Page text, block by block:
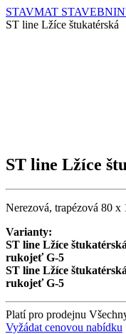
STAVMAT
ST line Lžíce štukatérská
ST line Lžíce
Nerezová, trapézová 80
Varianty:
ST line Lžíce
rukojeť G-5
ST line Lžíce
rukojeť G-5
Platí pro prodejnu
Vyžádat cenovou nabídku